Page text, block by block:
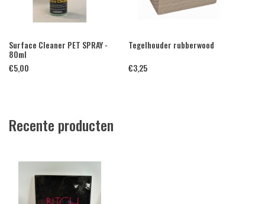
Surface Cleaner PET SPRAY -
80ml
€5,00
Tegelhouder rubberwood
€3,25
Recente producten